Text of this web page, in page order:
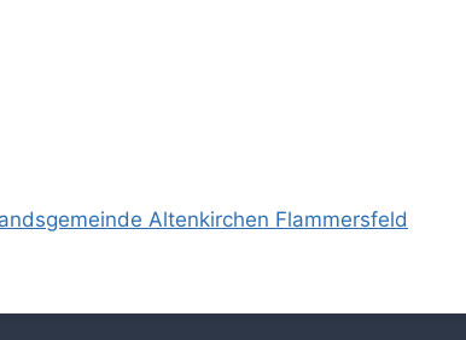
Altenkirchen Flammersfeld